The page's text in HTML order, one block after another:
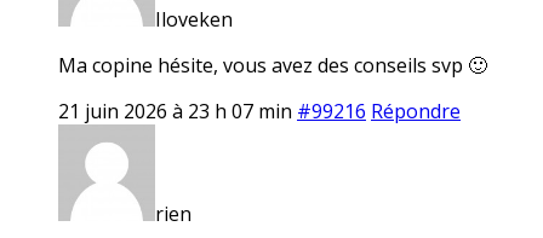
Iloveken
Ma copine hésite, vous avez des conseils svp 🙂
21 juin 2026 à 23 h 07 min #99216 Répondre
rien